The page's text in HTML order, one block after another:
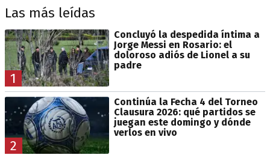
Las más leídas
1
Concluyó la despedida íntima a
Jorge Messi en Rosario: el
doloroso adiós de Lionel a su
padre
2
Continúa la Fecha 4 del Torneo
Clausura 2026: qué partidos se
juegan este domingo y dónde
verlos en vivo